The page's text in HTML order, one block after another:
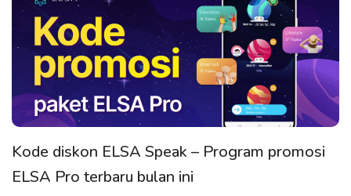
Kode diskon ELSA Speak – Program promosi
ELSA Pro terbaru bulan ini